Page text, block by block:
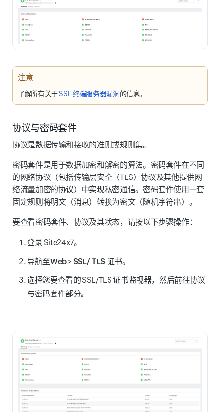
注意
了解所有关于SSL 终端服务器漏洞的信息。
协议与密码套件
协议是数据传输和接收的准则或规则集。
密码套件是用于数据加密和解密的算法。密码套件在不同
的网络协议（包括传输层安全（TLS）协议及其他提供网
络流量加密的协议）中实现私密通信。密码套件使用一套
固定规则将明文（消息）转换为密文（随机字符串）。
要查看密码套件、协议及其状态，请按以下步骤操作：
登录 Site24x7。
导航至Web> SSL/ TLS 证书。
选择您要查看的 SSL/TLS 证书监视器，然后前往协议
与密码套件部分。